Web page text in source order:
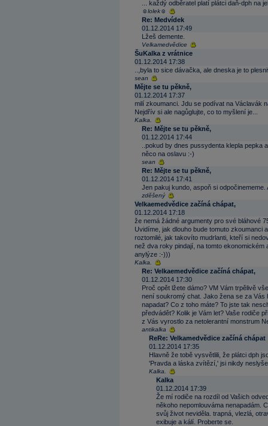
... každý odběratel platí plátci daň-dph na
☺lolek☺
Re: Medvídek
01.12.2014 17:49
Lžeš demente.
Velkamedvědice
ŠuKalka z vrátnice
01.12.2014 17:38
..,byla to sice dávačka, ale dneska je to
sean
Mějte se tu pěkně,
01.12.2014 17:37
milí zkoumanci. Jdu se podívat na Václavák
Nejdřív si ale nagůglujte, co to myšlení je...
Kalka.
Re: Mějte se tu pěkně,
01.12.2014 17:44
..pokud by dnes pussydenta klepla pepka
něco na oslavu :-)
sean
Re: Mějte se tu pěkně,
01.12.2014 17:41
Jen pakuj kundo, aspoň si odpočinememe.
zděšený
Velkaemedvědice začíná chápat,
01.12.2014 17:18
že nemá žádné argumenty pro své bláhové
Uvidíme, jak dlouho bude tomuto
roztomilé, jak takovíto mudrlanti, kteří si
než dva roky pindají, na tomto
anylýze :-)))
Kalka.
Re: Velkaemedvědice začíná chápat,
01.12.2014 17:30
Proč opět lžete dámo? VM Vám trpělivě
není soukromý chat. Jako žena se za Vás
napadat? Co z toho máte? To jste tak
předvádět? Kolik je Vám let? Vaše rodiče
z Vás vyrostlo za netolerantní monstrum
antikalka
ReRe: Velkamedvědice začíná chápat
01.12.2014 17:35
Hlavně že tobě vysvětlili, že plátci dph
'Pravda a láska zvítězí,' jsi nikdy
Kalka.
Kalka
01.12.2014 17:39
Že mí rodiče na rozdíl od Vašich
někoho nepomlouváma nenapadám.
svůj život neviděla. trapná, vlezlá,
exibuje a kálí. Proberte se.